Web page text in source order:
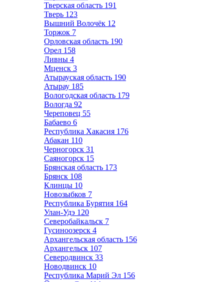
Тверская область 191
Тверь 123
Вышний Волочёк 12
Торжок 7
Орловская область 190
Орел 158
Ливны 4
Мценск 3
Атырауская область 190
Атырау 185
Вологодская область 179
Вологда 92
Череповец 55
Бабаево 6
Республика Хакасия 176
Абакан 110
Черногорск 31
Саяногорск 15
Брянская область 173
Брянск 108
Клинцы 10
Новозыбков 7
Республика Бурятия 164
Улан-Удэ 120
Северобайкальск 7
Гусиноозерск 4
Архангельская область 156
Архангельск 107
Северодвинск 33
Новодвинск 10
Республика Марий Эл 156